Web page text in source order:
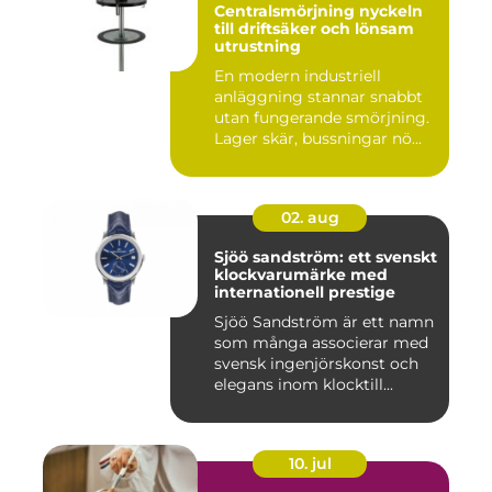
Centralsmörjning nyckeln
till driftsäker och lönsam
utrustning
En modern industriell
anläggning stannar snabbt
utan fungerande smörjning.
Lager skär, bussningar nö...
02. aug
Sjöö sandström: ett svenskt
klockvarumärke med
internationell prestige
Sjöö Sandström är ett namn
som många associerar med
svensk ingenjörskonst och
elegans inom klocktill...
10. jul